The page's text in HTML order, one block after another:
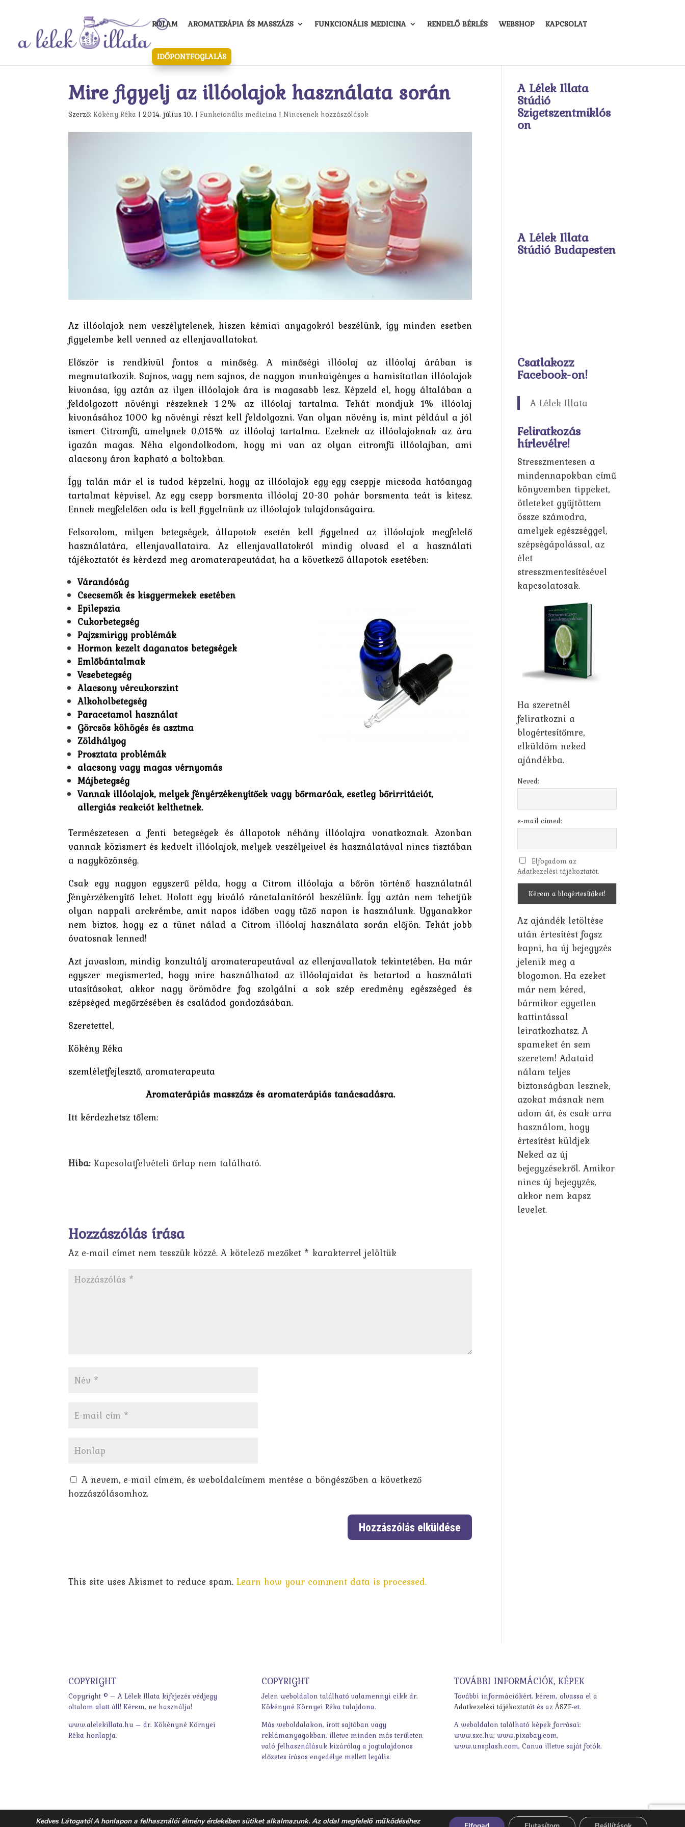
RÓLAM AROMATERÁPIA ÉS MASSZÁZS FUNKCIONÁLIS MEDICINA RENDELŐ BÉRLÉS WEBSHOP KAPCSOLAT
IDŐPONTFOGLALÁS
Mire figyelj az illóolajok használata során
Szerző:Kökény Réka |2014. július 10. | Funkcionális medicina | Nincsenek hozzászólások
Az illóolajok nem veszélytelenek, hiszen kémiai anyagokról beszélünk, így minden esetben
figyelembe kell venned az ellenjavallatokat.
Először is rendkívül fontos a minőség. A minőségi illóolaj az illóolaj árában is
megmutatkozik. Sajnos, vagy nem sajnos, de nagyon munkaigényes a hamisítatlan illóolajok
kivonása, így aztán az ilyen illóolajok ára is magasabb lesz. Képzeld el, hogy általában a
feldolgozott növényi részeknek 1-2% az illóolaj tartalma. Tehát mondjuk 1% illóolaj
kivonásához 1000 kg növényi részt kell feldolgozni. Van olyan növény is, mint például a jól
ismert Citromfű, amelynek 0,015% az illóolaj tartalma. Ezeknek az illóolajoknak az ára
igazán magas. Néha elgondolkodom, hogy mi van az olyan citromfű illóolajban, ami
alacsony áron kapható a boltokban.
Így talán már el is tudod képzelni, hogy az illóolajok egy-egy cseppje micsoda hatóanyag
tartalmat képvisel. Az egy csepp borsmenta illóolaj 20-30 pohár borsmenta teát is kitesz.
Ennek megfelelően oda is kell figyelnünk az illóolajok tulajdonságaira.
Felsorolom, milyen betegségek, állapotok esetén kell figyelned az illóolajok megfelelő
használatára, ellenjavallataira. Az ellenjavallatokról mindig olvasd el a használati
tájékoztatót és kérdezd meg aromaterapeutádat, ha a következő állapotok esetében:
Várandóság
Csecsemők és kisgyermekek esetében
Epilepszia
Cukorbetegség
Pajzsmirigy problémák
Hormon kezelt daganatos betegségek
Emlőbántalmak
Vesebetegség
Alacsony vércukorszint
Alkoholbetegség
Paracetamol használat
Görcsös köhögés és asztma
Zöldhályog
Prosztata problémák
alacsony vagy magas vérnyomás
Májbetegség
Vannak illóolajok, melyek fényérzékenyítőek vagy bőrmaróak, esetleg bőrirritációt,
allergiás reakciót kelthetnek.
Természetesen a fenti betegségek és állapotok néhány illóolajra vonatkoznak. Azonban
vannak közismert és kedvelt illóolajok, melyek veszélyeivel és használatával nincs tisztában
a nagyközönség.
Csak egy nagyon egyszerű példa, hogy a Citrom illóolaja a bőrön történő használatnál
fényérzékenyítő lehet. Holott egy kiváló ránctalanítóról beszélünk. Így aztán nem tehetjük
olyan nappali arckrémbe, amit napos időben vagy tűző napon is használunk. Ugyanakkor
nem biztos, hogy ez a tünet nálad a Citrom illóolaj használata során előjön. Tehát jobb
óvatosnak lenned!
Azt javaslom, mindig konzultálj aromaterapeutával az ellenjavallatok tekintetében. Ha már
egyszer megismerted, hogy mire használhatod az illóolajaidat és betartod a használati
utasításokat, akkor nagy örömödre fog szolgálni a sok szép eredmény egészséged és
szépséged megőrzésében és családod gondozásában.
Szeretettel,
Kökény Réka
szemléletfejlesztő, aromaterapeuta
Aromaterápiás masszázs és aromaterápiás tanácsadásra.
Itt kérdezhetsz tőlem:
Hiba: Kapcsolatfelvételi űrlap nem található.
Hozzászólás írása
Az e-mail címet nem tesszük közzé. A kötelező mezőket * karakterrel jelöltük
A nevem, e-mail címem, és weboldalcímem mentése a böngészőben a következő
hozzászólásomhoz.
This site uses Akismet to reduce spam.Learn how your comment data is processed.
A Lélek Illata
Stúdió
Szigetszentmiklós
on
A Lélek Illata
Stúdió Budapesten
Csatlakozz
Facebook-on!
A Lélek Illata
Feliratkozás
hírlevélre!
Stresszmentesen a
mindennapokban című
könyvemben tippeket,
ötleteket gyűjtöttem
össze számodra,
amelyek egészséggel,
szépségápolással, az
élet
stresszmentesítésével
kapcsolatosak.
Ha szeretnél
feliratkozni a
blogértesítőmre,
elküldöm neked
ajándékba.
Neved:
e-mail címed:
Elfogadom az
Adatkezelési tájékoztatót.
Az ajándék letöltése
után értesítést fogsz
kapni, ha új bejegyzés
jelenik meg a
blogomon. Ha ezeket
már nem kéred,
bármikor egyetlen
kattintással
leiratkozhatsz. A
spameket én sem
szeretem! Adataid
nálam teljes
biztonságban lesznek,
azokat másnak nem
adom át, és csak arra
használom, hogy
értesítést küldjek
Neked az új
bejegyzésekről. Amikor
nincs új bejegyzés,
akkor nem kapsz
levelet.
COPYRIGHT
Copyright © – A Lélek Illata kifejezés védjegy
oltalom alatt áll! Kérem, ne használja!
www.alelekillata.hu – dr. Kökényné Környei
Réka honlapja.
COPYRIGHT
Jelen weboldalon található valamennyi cikk dr.
Kökényné Környei Réka tulajdona.
Más weboldalakon, írott sajtóban vagy
reklámanyagokban, illetve minden más területen
való felhasználásuk kizárólag a jogtulajdonos
előzetes írásos engedélye mellett legális.
TOVÁBBI INFORMÁCIÓK, KÉPEK
További információkért, kérem, olvassa el a
Adatkezelési tájékoztatót és azÁSZF-et.
A weboldalon található képek forrásai:
www.sxc.hu; www.pixabay.com,
www.unsplash.com, Canva illetve saját fotók.
© KÖKÉNY RÉKA 2011 | A LÉLEK ILLATA
Kedves Látogató! A honlapon a felhasználói élmény érdekében sütiket alkalmazunk. Az oldal megfelelő működéséhez